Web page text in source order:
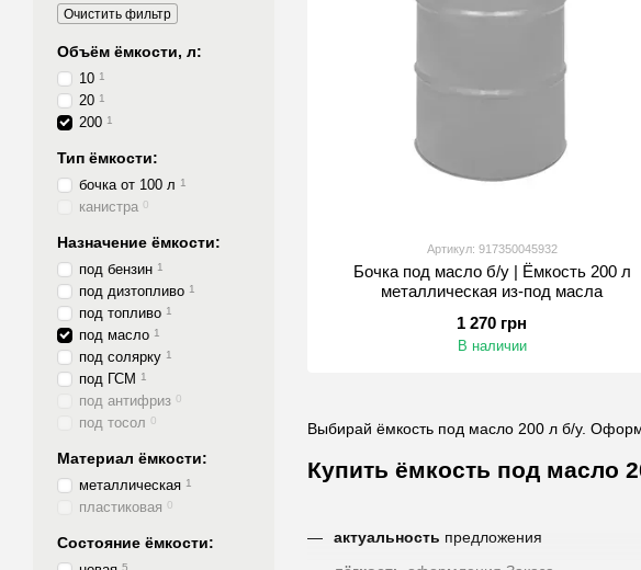
Выбирай ёмкость под масло 200 л б/у.
Купить ёмкость под масло
актуальность предложения
Артикул: 917350045932
Бочка под масло б/у | Ёмкость 200 л
металлическая из-под масла
1 270 грн
В наличии
Очистить фильтр
Объём ёмкости, л:
10 1
20 1
200 1
Тип ёмкости:
бочка от 100 л 1
канистра 0
Назначение ёмкости:
под бензин 1
под дизтопливо 1
под топливо 1
под масло 1
под солярку 1
под ГСМ 1
под антифриз 0
под тосол 0
Материал ёмкости:
металлическая 1
пластиковая 0
Состояние ёмкости:
5